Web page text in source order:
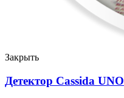
Закрыть
Детектор Cassida UNO